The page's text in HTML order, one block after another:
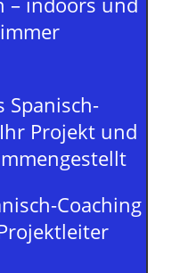
Spanisch-
Projekt und
Coaching